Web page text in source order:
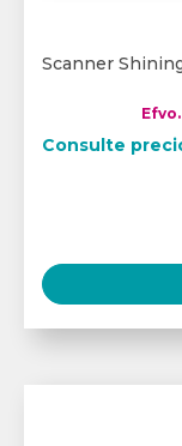
Scanner
Consulte